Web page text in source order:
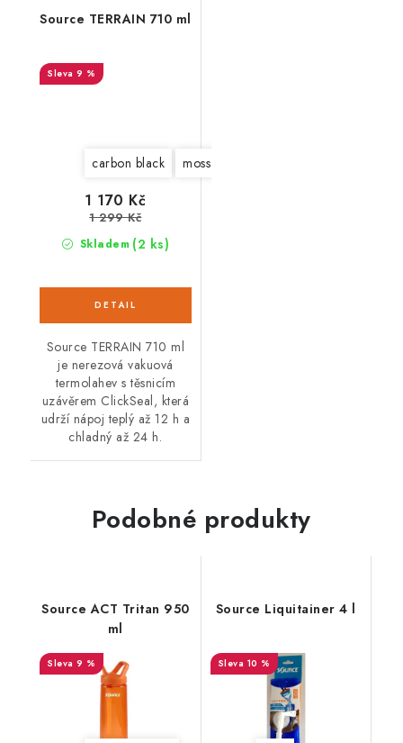
Source TERRAIN 710 ml
9 %
carbon black moss green strap fresco green
Skladem (2 ks)
1 170 Kč
1 299 Kč
Source TERRAIN 710 ml
je nerezová vakuová
termolahev s těsnicím
uzávěrem ClickSeal, která
udrží nápoj teplý až 12 h a
chladný až 24 h.
Podobné produkty
Source ACT Tritan 950
ml
9 %
Source Liquitainer 4 l
10 %